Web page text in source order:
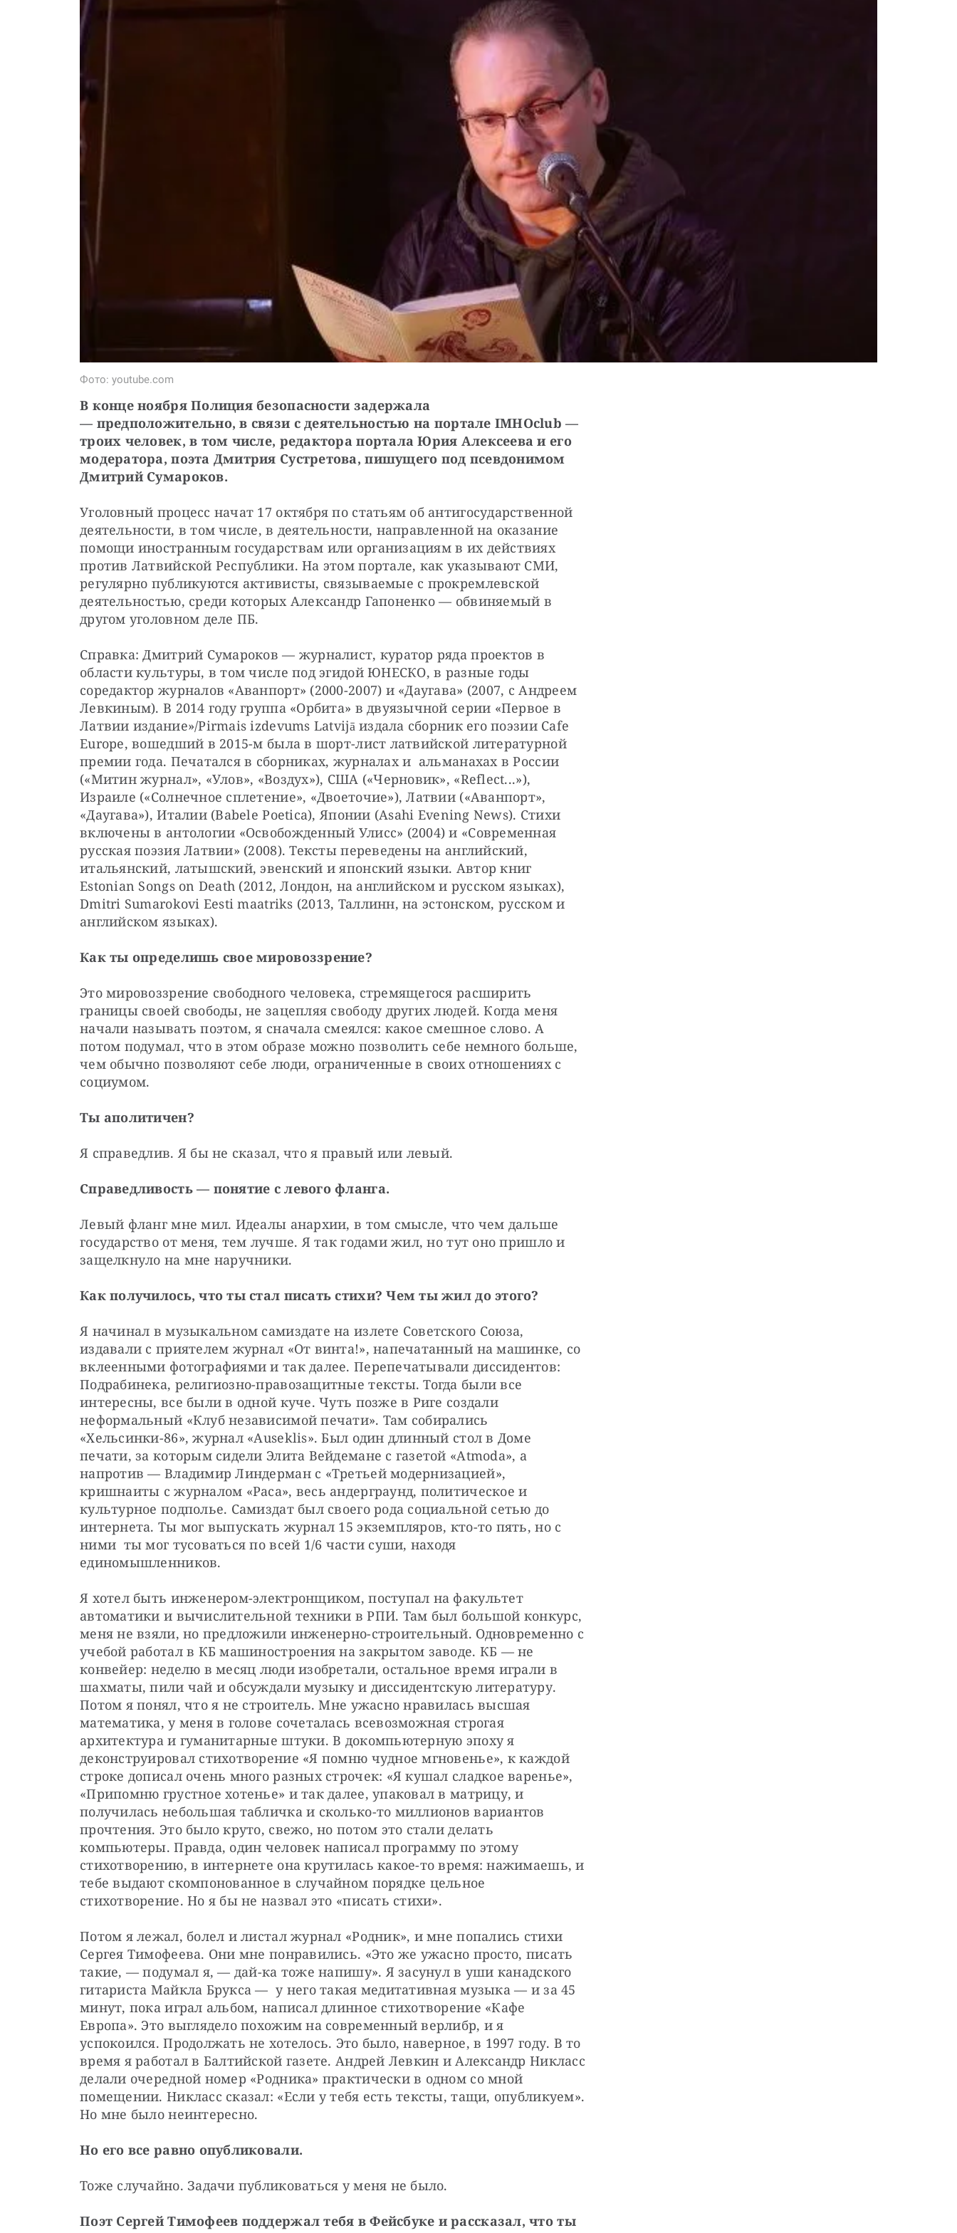
Фото: youtube.com
В конце ноября Полиция безопасности задержала
— предположительно, в связи с деятельностью на портале IMHOclub —
троих человек, в том числе, редактора портала Юрия Алексеева и его
модератора, поэта Дмитрия Сустретова, пишущего под псевдонимом
Дмитрий Сумароков.
Уголовный процесс начат 17 октября по статьям об антигосударственной
деятельности, в том числе, в деятельности, направленной на оказание
помощи иностранным государствам или организациям в их действиях
против Латвийской Республики. На этом портале, как указывают СМИ,
регулярно публикуются активисты, связываемые с прокремлевской
деятельностью, среди которых Александр Гапоненко — обвиняемый в
другом уголовном деле ПБ.
Справка: Дмитрий Сумароков — журналист, куратор ряда проектов в
области культуры, в том числе под эгидой ЮНЕСКО, в разные годы
соредактор журналов «Аванпорт» (2000-2007) и «Даугава» (2007, с Андреем
Левкиным). В 2014 году группа «Орбита» в двуязычной серии «Первое в
Латвии издание»/Pirmais izdevums Latvijā издала сборник его поэзии Cafe
Europe, вошедший в 2015-м была в шорт-лист латвийской литературной
премии года. Печатался в сборниках, журналах и альманахах в России
(«Митин журнал», «Улов», «Воздух»), США («Черновик», «Reflect...»),
Израиле («Солнечное сплетение», «Двоеточие»), Латвии («Аванпорт»,
«Даугава»), Италии (Babele Poetica), Японии (Asahi Evening News). Стихи
включены в антологии «Освобожденный Улисс» (2004) и «Современная
русская поэзия Латвии» (2008). Тексты переведены на английский,
итальянский, латышский, эвенский и японский языки. Автор книг
Estonian Songs on Death (2012, Лондон, на английском и русском языках),
Dmitri Sumarokovi Eesti maatriks (2013, Таллинн, на эстонском, русском и
английском языках).
Как ты определишь свое мировоззрение?
Это мировоззрение свободного человека, стремящегося расширить
границы своей свободы, не зацепляя свободу других людей. Когда меня
начали называть поэтом, я сначала смеялся: какое смешное слово. А
потом подумал, что в этом образе можно позволить себе немного больше,
чем обычно позволяют себе люди, ограниченные в своих отношениях с
социумом.
Ты аполитичен?
Я справедлив. Я бы не сказал, что я правый или левый.
Справедливость — понятие с левого фланга.
Левый фланг мне мил. Идеалы анархии, в том смысле, что чем дальше
государство от меня, тем лучше. Я так годами жил, но тут оно пришло и
защелкнуло на мне наручники.
Как получилось, что ты стал писать стихи? Чем ты жил до этого?
Я начинал в музыкальном самиздате на излете Советского Союза,
издавали с приятелем журнал «От винта!», напечатанный на машинке, со
вклеенными фотографиями и так далее. Перепечатывали диссидентов:
Подрабинека, религиозно-правозащитные тексты. Тогда были все
интересны, все были в одной куче. Чуть позже в Риге создали
неформальный «Клуб независимой печати». Там собирались
«Хельсинки-86», журнал «Auseklis». Был один длинный стол в Доме
печати, за которым сидели Элита Вейдемане с газетой «Atmoda», а
напротив — Владимир Линдерман с «Третьей модернизацией»,
кришнаиты с журналом «Раса», весь андерграунд, политическое и
культурное подполье. Самиздат был своего рода социальной сетью до
интернета. Ты мог выпускать журнал 15 экземпляров, кто-то пять, но с
ними ты мог тусоваться по всей 1/6 части суши, находя
единомышленников.
Я хотел быть инженером-электронщиком, поступал на факультет
автоматики и вычислительной техники в РПИ. Там был большой конкурс,
меня не взяли, но предложили инженерно-строительный. Одновременно с
учебой работал в КБ машиностроения на закрытом заводе. КБ — не
конвейер: неделю в месяц люди изобретали, остальное время играли в
шахматы, пили чай и обсуждали музыку и диссидентскую литературу.
Потом я понял, что я не строитель. Мне ужасно нравилась высшая
математика, у меня в голове сочеталась всевозможная строгая
архитектура и гуманитарные штуки. В докомпьютерную эпоху я
деконструировал стихотворение «Я помню чудное мгновенье», к каждой
строке дописал очень много разных строчек: «Я кушал сладкое варенье»,
«Припомню грустное хотенье» и так далее, упаковал в матрицу, и
получилась небольшая табличка и сколько-то миллионов вариантов
прочтения. Это было круто, свежо, но потом это стали делать
компьютеры. Правда, один человек написал программу по этому
стихотворению, в интернете она крутилась какое-то время: нажимаешь, и
тебе выдают скомпонованное в случайном порядке цельное
стихотворение. Но я бы не назвал это «писать стихи».
Потом я лежал, болел и листал журнал «Родник», и мне попались стихи
Сергея Тимофеева. Они мне понравились. «Это же ужасно просто, писать
такие, — подумал я, — дай-ка тоже напишу». Я засунул в уши канадского
гитариста Майкла Брукса — у него такая медитативная музыка — и за 45
минут, пока играл альбом, написал длинное стихотворение «Кафе
Европа». Это выглядело похожим на современный верлибр, и я
успокоился. Продолжать не хотелось. Это было, наверное, в 1997 году. В то
время я работал в Балтийской газете. Андрей Левкин и Александр Никласс
делали очередной номер «Родника» практически в одном со мной
помещении. Никласс сказал: «Если у тебя есть тексты, тащи, опубликуем».
Но мне было неинтересно.
Но его все равно опубликовали.
Тоже случайно. Задачи публиковаться у меня не было.
Поэт Сергей Тимофеев поддержал тебя в Фейсбуке и рассказал, что ты